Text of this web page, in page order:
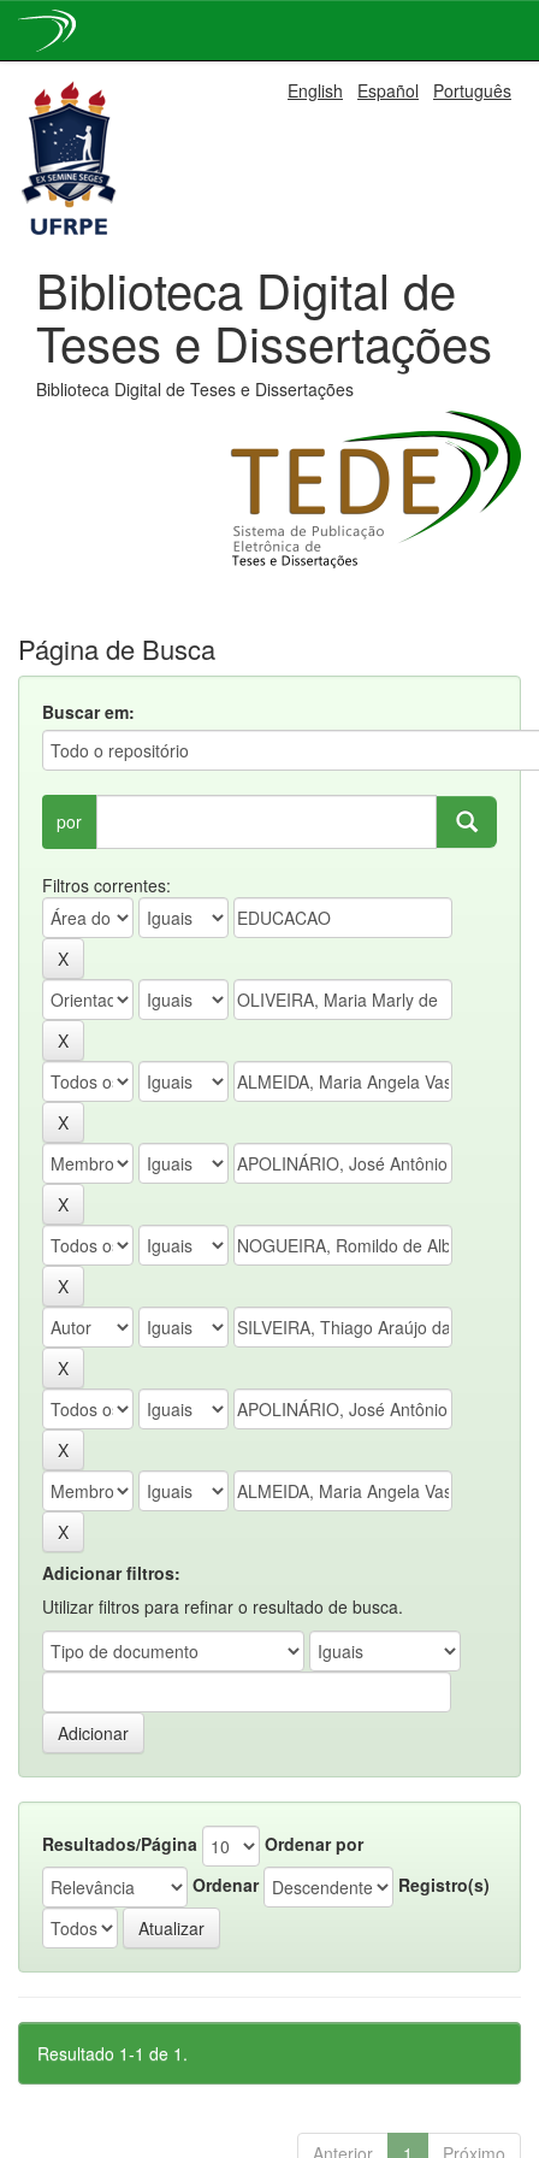
navigation
English Español Português
Biblioteca Digital de
Teses e Dissertações
Biblioteca Digital de Teses e Dissertações
Página de Busca
Buscar em:
por
Filtros correntes:
Adicionar filtros:
Utilizar filtros para refinar o resultado de busca.
Resultados/Página
Ordenar por
Ordenar
Registro(s)
Resultado 1-1 de 1.
Anterior 1 Próximo